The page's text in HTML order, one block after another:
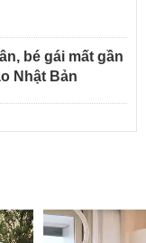
bé gái mất gần
Nhật Bản